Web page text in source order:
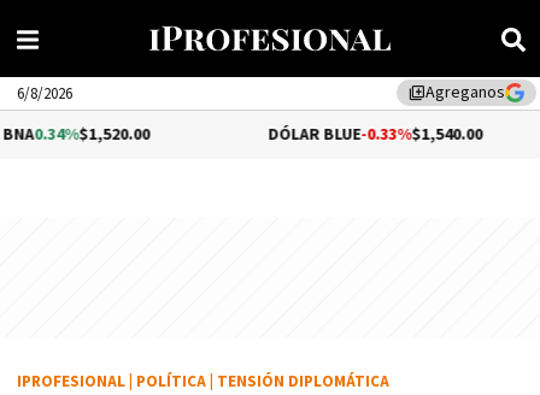
library_addAgreganos
6/8/2026
-0.33%$1,540.00
IPROFESIONAL POLÍTICA TENSIÓN DIPLOMÁTICA